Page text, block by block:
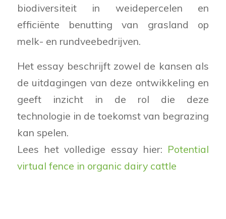
biodiversiteit in weidepercelen en
efficiënte benutting van grasland op
melk- en rundveebedrijven.
Het essay beschrijft zowel de kansen als
de uitdagingen van deze ontwikkeling en
geeft inzicht in de rol die deze
technologie in de toekomst van begrazing
kan spelen.
Lees het volledige essay hier: Potential
virtual fence in organic dairy cattle